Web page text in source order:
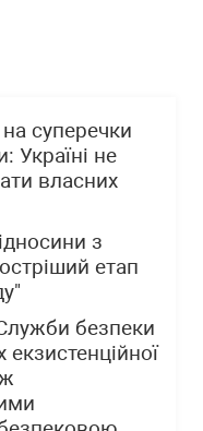
суперечки
Україні не
власних
з
етап
безпеки